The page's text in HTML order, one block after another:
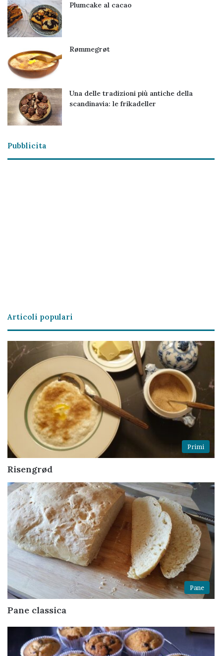
Plumcake al cacao
Rømmegrøt
Una delle tradizioni più antiche della
scandinavia: le frikadeller
Pubblicita
Articoli populari
Primi
Risengrød
Pane
Pane classica